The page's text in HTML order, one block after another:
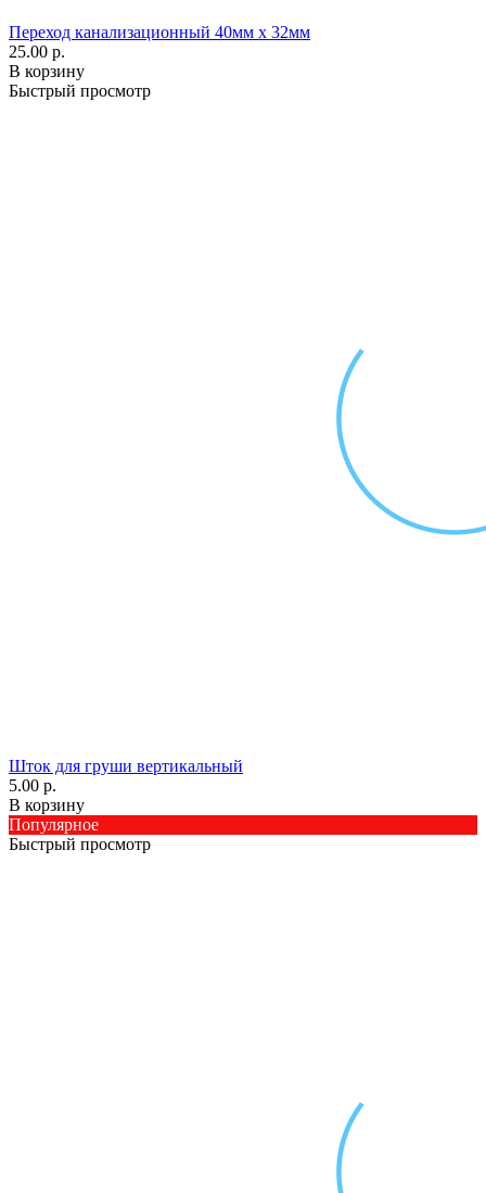
Переход канализационный 40мм х 32мм
25.00 р.
В корзину
Быстрый просмотр
Шток для груши вертикальный
5.00 р.
В корзину
Популярное
Быстрый просмотр